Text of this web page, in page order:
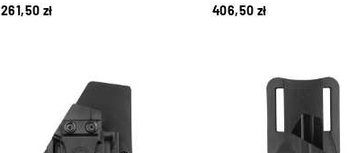
261,50 zł
406,50 zł